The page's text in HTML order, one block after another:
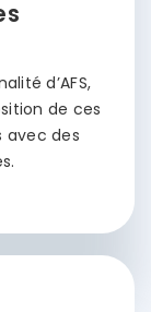
d’AFS,
de ces
des